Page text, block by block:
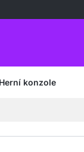
Herní konzole